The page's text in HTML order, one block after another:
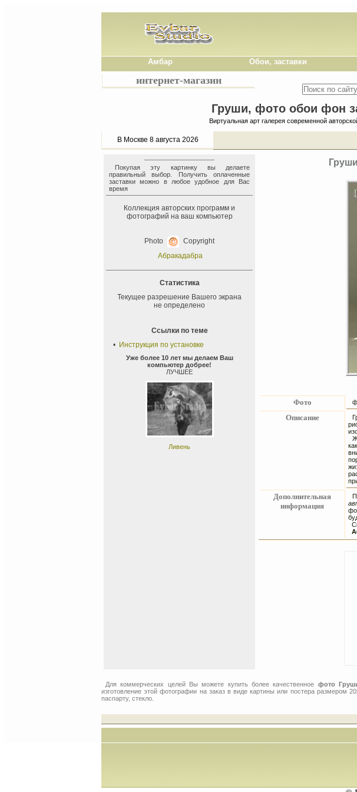
Амбар Обои, заставки
интернет-магазин
Груши, фото обои фон
Виртуальная арт галерея современной
В Москве 8 августа 2026
Покупая эту картинку вы делаете
правильный выбор. Получить оплаченные
заставки можно в любое удобное для Вас
время
Коллекция авторских программ и
фотографий на ваш компьютер
Photo
Copyright
Абракадабра
Статистика
Текущее разрешение Вашего экрана
не определено
Ссылки по теме
• Инструкция по установке
Уже более 10 лет мы делаем Ваш
компьютер добрее!
ЛУЧШЕЕ
Ливень
Фото
Описание
Дополнительная
информация
Для коммерческих целей Вы можете купить более качественное фото
изготовление этой фотографии на заказ в виде картины или постера размером
паспарту, стекло.